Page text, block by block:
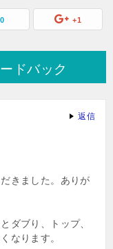
0 +1
ドバック
きました。ありが
ダブり、トップ、
なります。
返信